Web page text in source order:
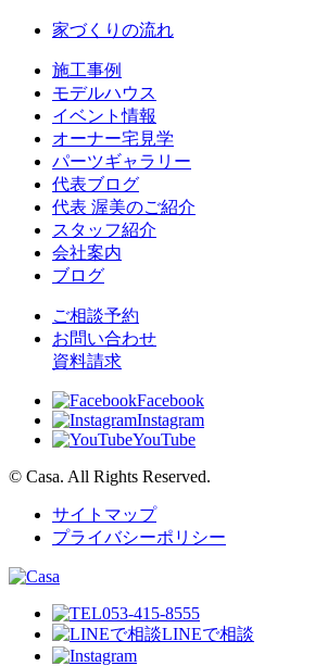
家づくりの流れ
施工事例
モデルハウス
イベント情報
オーナー宅見学
パーツギャラリー
代表ブログ
代表 渥美のご紹介
スタッフ紹介
会社案内
ブログ
ご相談予約
お問い合わせ
資料請求
Facebook
Instagram
YouTube
© Casa. All Rights Reserved.
サイトマップ
プライバシーポリシー
053-415-8555
LINEで相談